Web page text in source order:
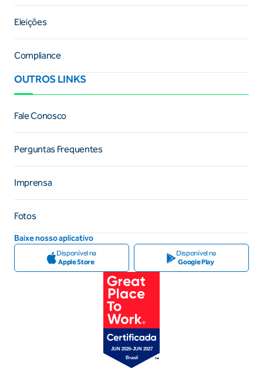
Eleições
Compliance
OUTROS LINKS
Fale Conosco
Perguntas Frequentes
Imprensa
Fotos
Baixe nosso aplicativo
Disponível na
Apple Store
Disponível na
Google Play